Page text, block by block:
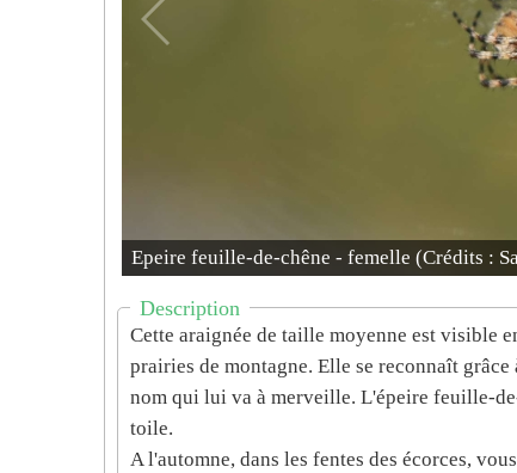
Epeire feuille-de-chêne - femelle (Crédits :
Description
Cette araignée de taille moyenne est visible
prairies de montagne. Elle se reconnaît
nom qui lui va à merveille. L'épeire feuille-
toile.
A l'automne, dans les fentes des écorces,